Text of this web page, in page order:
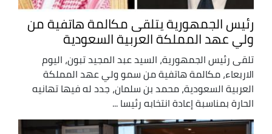
رئيس الجمهورية يتلقى مكالمة هاتفية من
ولي عهد المملكة العربية السعودية
تلقى رئيس الجمهورية، السيد عبد المجيد تبون، اليوم
الاربعاء، مكالمة هاتفية من سمو ولي عهد المملكة
العربية السعودية، محمد بن سلمان، جدد له فيها تهانيه
الحارة بمناسبة إعادة انتخابه رئيسا ...